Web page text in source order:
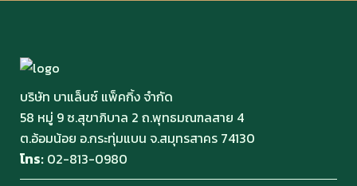
บริษัท บาแล็นซ์ แพ็คกิ้ง จำกัด
58 หมู่ 9 ซ.สุขาภิบาล 2 ถ.พุทธมณฑลสาย 4
ต.อ้อมน้อย อ.กระทุ่มแบน จ.สมุทรสาคร 74130
โทร: 02-813-0980